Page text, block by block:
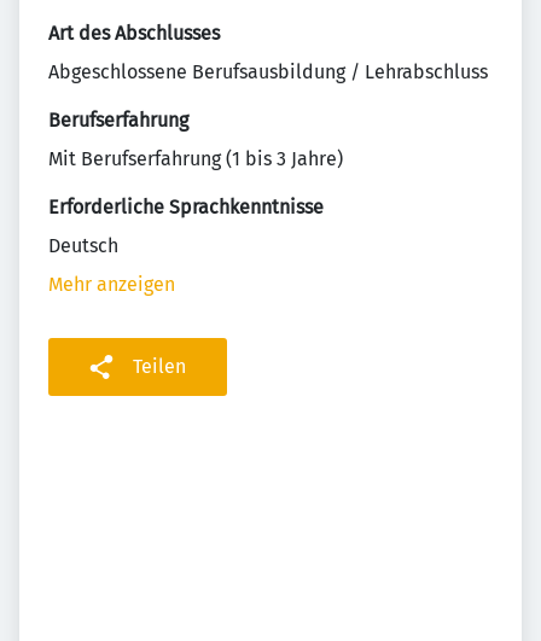
Art des Abschlusses
Abgeschlossene Berufsausbildung / Lehrabschluss
Berufserfahrung
Mit Berufserfahrung (1 bis 3 Jahre)
Erforderliche Sprachkenntnisse
Deutsch
Mehr anzeigen
Teilen